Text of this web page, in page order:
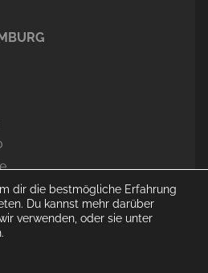
Kölsch Hamburg
dir die bestmögliche Erfahrung
Du kannst mehr darüber
verwenden, oder sie unter